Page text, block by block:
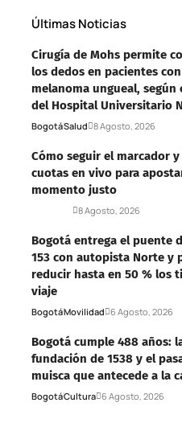
Últimas Noticias
Cirugía de Mohs permite
los dedos en pacientes con
melanoma ungueal, según
del Hospital Universitario
BogotáSalud 8 Agosto, 2026
Cómo seguir el marcador y
cuotas en vivo para
momento justo
8 Agosto, 2026
Bogotá entrega el puente
153 con autopista Norte y
reducir hasta en 50 % los
viaje
BogotáMovilidad 6 Agosto, 2026
Bogotá cumple 488 años:
fundación de 1538 y el
muisca que antecede a la
BogotáCultura 6 Agosto, 2026